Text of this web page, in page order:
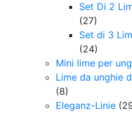
Set Di 2
(27)
Set di 3
(24)
Mini lime per
Lime da unghie
(8)
Eleganz-Linie